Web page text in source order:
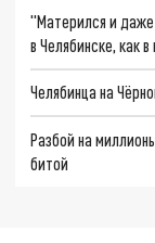
"Матерился и
в Челябинске, как в
Челябинца на
Разбой на
битой